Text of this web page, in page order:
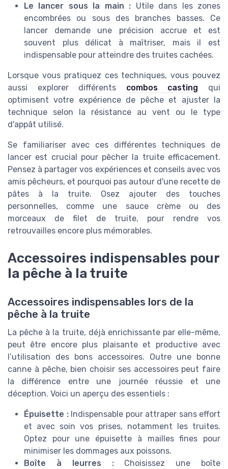
Le lancer sous la main : Utile dans les zones
encombrées ou sous des branches basses. Ce
lancer demande une précision accrue et est
souvent plus délicat à maîtriser, mais il est
indispensable pour atteindre des truites cachées.
Lorsque vous pratiquez ces techniques, vous pouvez
aussi explorer différents combos casting qui
optimisent votre expérience de pêche et ajuster la
technique selon la résistance au vent ou le type
d'appât utilisé.
Se familiariser avec ces différentes techniques de
lancer est crucial pour pêcher la truite efficacement.
Pensez à partager vos expériences et conseils avec vos
amis pêcheurs, et pourquoi pas autour d'une recette de
pâtes à la truite. Osez ajouter des touches
personnelles, comme une sauce crème ou des
morceaux de filet de truite, pour rendre vos
retrouvailles encore plus mémorables.
Accessoires indispensables pour
la pêche à la truite
Accessoires indispensables lors de la
pêche à la truite
La pêche à la truite, déjà enrichissante par elle-même,
peut être encore plus plaisante et productive avec
l’utilisation des bons accessoires. Outre une bonne
canne à pêche, bien choisir ses accessoires peut faire
la différence entre une journée réussie et une
déception. Voici un aperçu des essentiels :
Épuisette :Indispensable pour attraper sans effort
et avec soin vos prises, notamment les truites.
Optez pour une épuisette à mailles fines pour
minimiser les dommages aux poissons.
Boîte à leurres :Choisissez une boîte